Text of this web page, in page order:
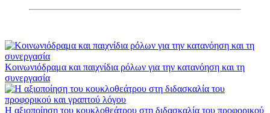
Κοινωνιόδραμα και παιχνίδια ρόλων για την κατανόηση και τη
συνεργασία
Η αξιοποίηση του κουκλοθεάτρου στη διδασκαλία του προφορικού